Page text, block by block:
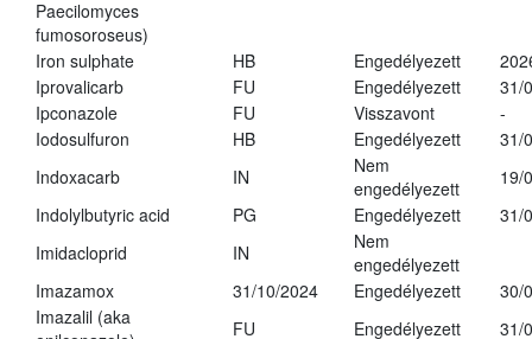
Paecilomyces
fumosoroseus)
Iron sulphate HB Engedélyezett
Iprovalicarb
FU Engedélyezett
31/
Ipconazole
FU Visszavont
-
Iodosulfuron
HB Engedélyezett
31/
Indoxacarb
IN
Nem
engedélyezett
19/
Indolylbutyric acid
PG Engedélyezett
31/
Imidacloprid
IN
Nem
engedélyezett
Imazamox
31/10/2024 Engedélyezett
30/
Imazalil (aka
FU Engedélyezett
31/